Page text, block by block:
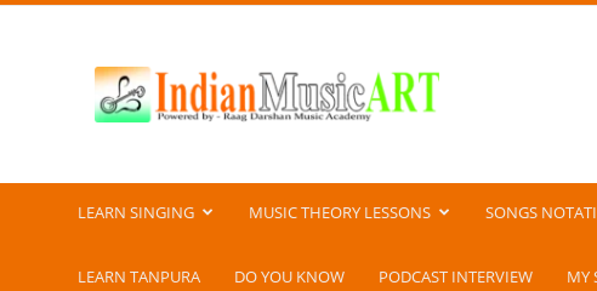
Music
ART
LEARN SINGING MUSIC THEORY LESSONS SONGS
LEARN TANPURA DO YOU KNOW PODCAST INTERVIEW MY